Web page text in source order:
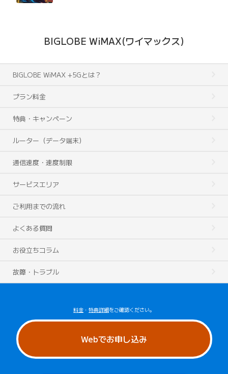
BIGLOBE WiMAX(ワイマックス)
BIGLOBE WiMAX +5Gとは？
プラン料金
特典・キャンペーン
ルーター（データ端末）
通信速度・速度制限
サービスエリア
ご利用までの流れ
よくある質問
お役立ちコラム
故障・トラブル
料金 ・ 特典詳細をご確認ください。
Webでお申し込み